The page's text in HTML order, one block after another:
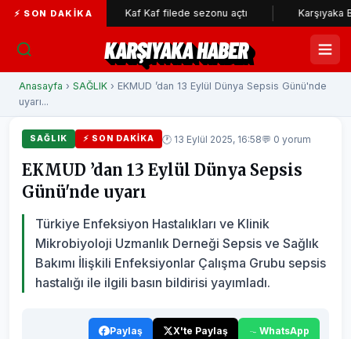
⚡ SON DAKIKAKaf Kaf filede sezonu açtı Karşıyaka Belediyesi
KARŞIYAKA HABER
Anasayfa › SAĞLIK › EKMUD ’dan 13 Eylül Dünya Sepsis Günü'nde
uyarı...
SAĞLIK ⚡ SON DAKIKA 🕐 13 Eylül 2025, 16:58💬 0 yorum
EKMUD ’dan 13 Eylül Dünya Sepsis
Günü'nde uyarı
Türkiye Enfeksiyon Hastalıkları ve Klinik
Mikrobiyoloji Uzmanlık Derneği Sepsis ve Sağlık
Bakımı İlişkili Enfeksiyonlar Çalışma Grubu sepsis
hastalığı ile ilgili basın bildirisi yayımladı.
Paylaş X'te Paylaş WhatsApp